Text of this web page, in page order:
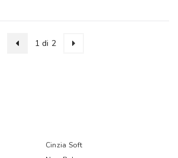
1 di 2
Cinzia Soft